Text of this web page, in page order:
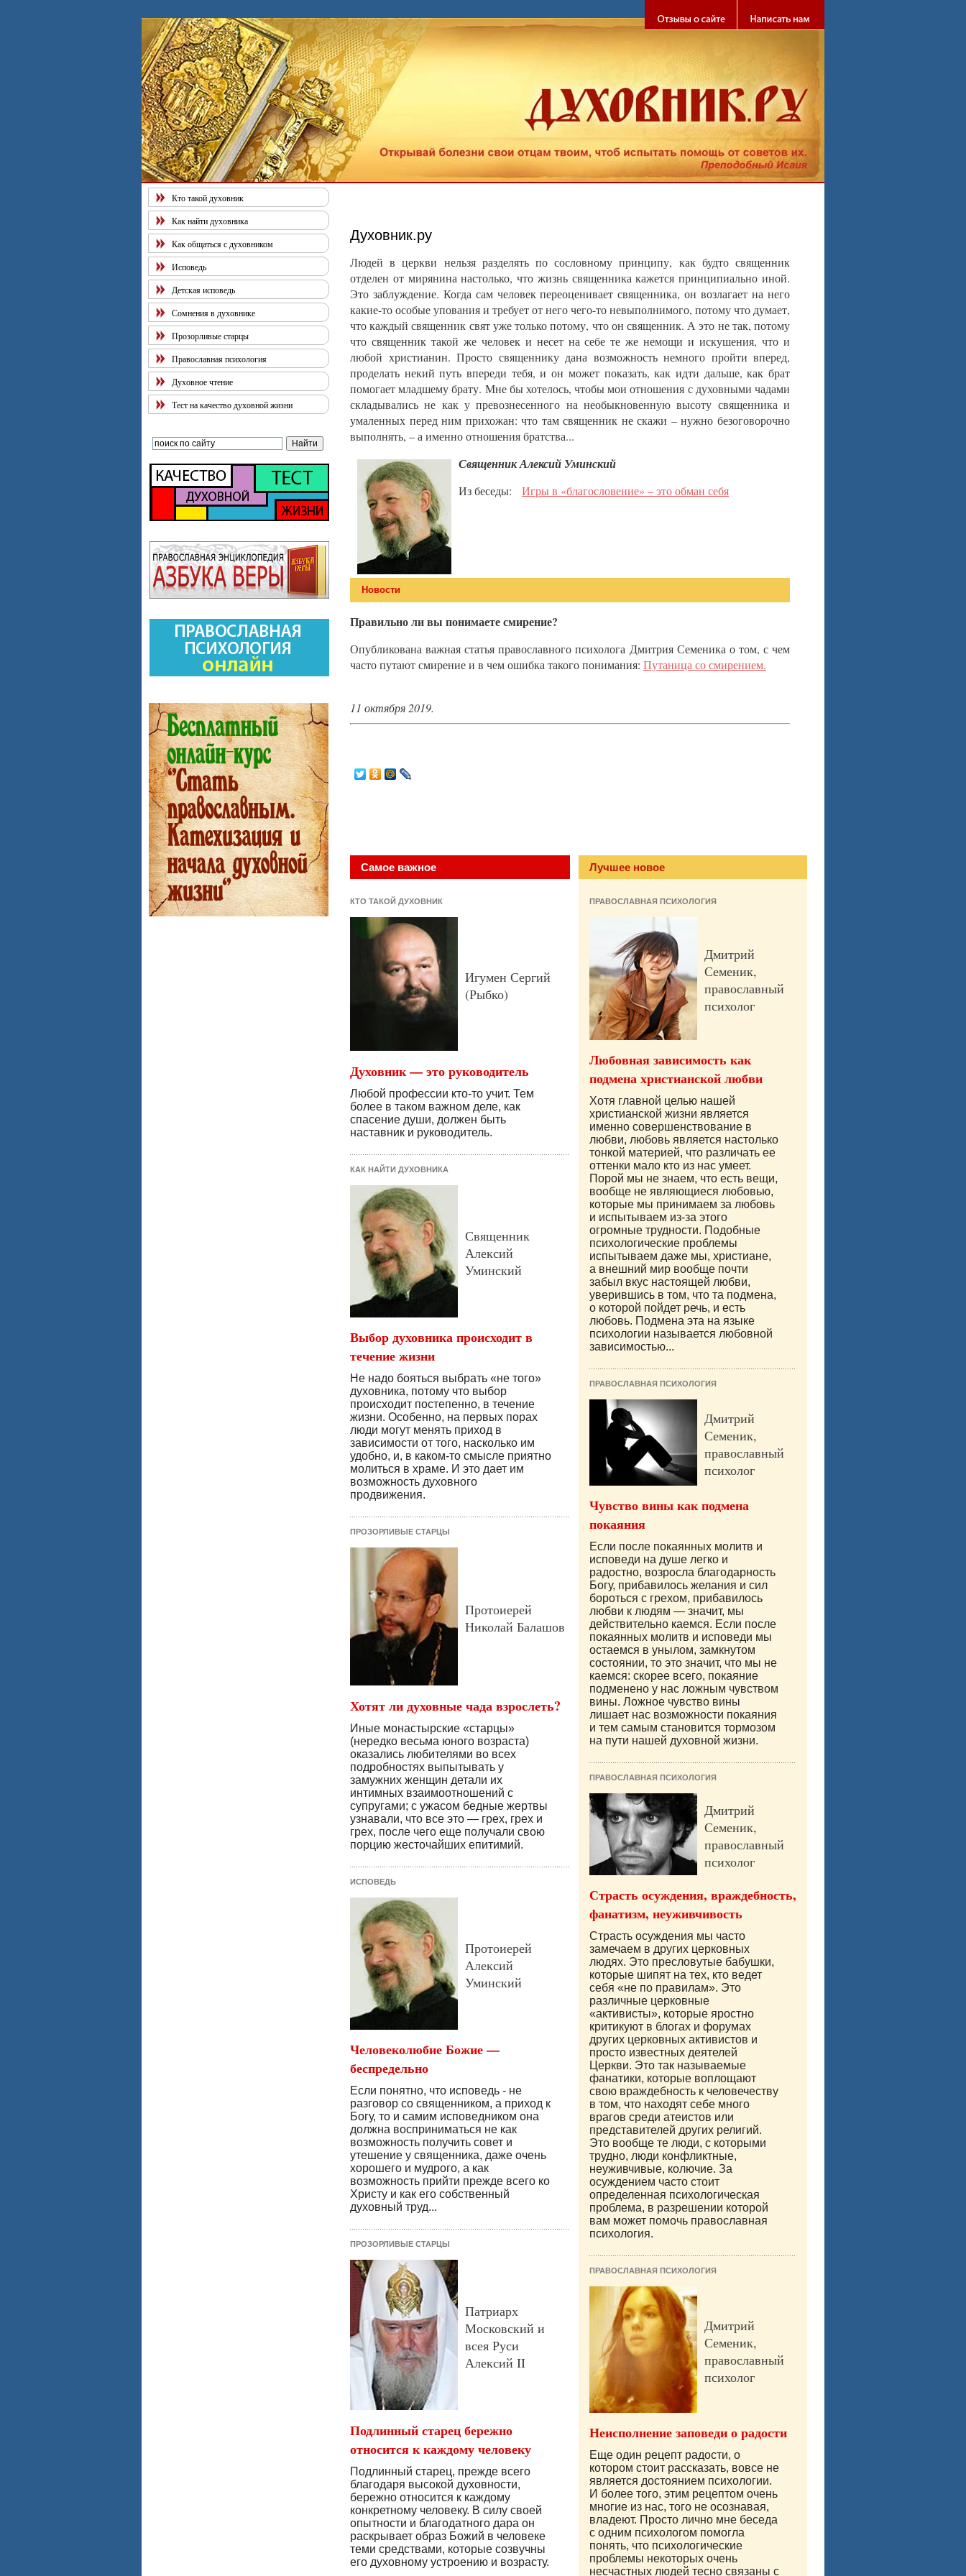
Рекомендуем наш "Тест на качество духовной жизни". Познай себя!
Духовник.ру
Людей в церкви нельзя разделять по сословному принципу, как будто священник
отделен от мирянина настолько, что жизнь священника кажется принципиально иной.
Это заблуждение. Когда сам человек переоценивает священника, он возлагает на него
какие-то особые упования и требует от него чего-то невыполнимого, потому что думает,
что каждый священник свят уже только потому, что он священник. А это не так, потому
что священник такой же человек и несет на себе те же немощи и искушения, что и
любой христианин. Просто священнику дана возможность немного пройти вперед,
проделать некий путь впереди тебя, и он может показать, как идти дальше, как брат
помогает младшему брату. Мне бы хотелось, чтобы мои отношения с духовными чадами
складывались не как у превознесенного на необыкновенную высоту священника и
умаленных перед ним прихожан: что там священник не скажи – нужно безоговорочно
выполнять, – а именно отношения братства...
Священник Алексий Уминский
Из беседы: Игры в «благословение» – это обман себя
Новости
Правильно ли вы понимаете смирение?
Опубликована важная статья православного психолога Дмитрия Семеника о том, с чем
часто путают смирение и в чем ошибка такого понимания: Путаница со смирением.
11 октября 2019.
Самое важное
КТО ТАКОЙ ДУХОВНИК
Игумен Сергий
(Рыбко)
Духовник — это руководитель
Любой профессии кто-то учит. Тем
более в таком важном деле, как
спасение души, должен быть
наставник и руководитель.
КАК НАЙТИ ДУХОВНИКА
Священник
Алексий
Уминский
Выбор духовника происходит в
течение жизни
Не надо бояться выбрать «не того»
духовника, потому что выбор
происходит постепенно, в течение
жизни. Особенно, на первых порах
люди могут менять приход в
зависимости от того, насколько им
удобно, и, в каком-то смысле приятно
молиться в храме. И это дает им
возможность духовного
продвижения.
ПРОЗОРЛИВЫЕ СТАРЦЫ
Протоиерей
Николай Балашов
Хотят ли духовные чада взрослеть?
Иные монастырские «старцы»
(нередко весьма юного возраста)
оказались любителями во всех
подробностях выпытывать у
замужних женщин детали их
интимных взаимоотношений с
супругами; с ужасом бедные жертвы
узнавали, что все это — грех, грех и
грех, после чего еще получали свою
порцию жесточайших епитимий.
ИСПОВЕДЬ
Протоиерей
Алексий
Уминский
Человеколюбие Божие —
беспредельно
Если понятно, что исповедь - не
разговор со священни­ком, а приход к
Богу, то и самим исповедником она
долж­на восприниматься не как
возможность получить совет и
утешение у священника, даже очень
хорошего и мудрого, а как
возможность прийти прежде всего ко
Христу и как его собственный
духовный труд...
ПРОЗОРЛИВЫЕ СТАРЦЫ
Патриарх
Московский и
всея Руси
Алексий II
Подлинный старец бережно
относится к каждому человеку
Подлинный старец, прежде всего
благодаря высокой духовности,
бережно относится к каждому
конкретному человеку. В силу своей
опытности и благодатного дара он
раскрывает образ Божий в человеке
теми средствами, которые созвучны
его духовному устроению и возрасту.
Лучшее новое
ПРАВОСЛАВНАЯ ПСИХОЛОГИЯ
Дмитрий
Семеник,
православный
психолог
Любовная зависимость как
подмена христианской любви
Хотя главной целью нашей
христианской жизни является
именно совершенствование в
любви, любовь является настолько
тонкой материей, что различать ее
оттенки мало кто из нас умеет.
Порой мы не знаем, что есть вещи,
вообще не являющиеся любовью,
которые мы принимаем за любовь
и испытываем из-за этого
огромные трудности. Подобные
психологические проблемы
испытываем даже мы, христиане,
а внешний мир вообще почти
забыл вкус настоящей любви,
уверившись в том, что та подмена,
о которой пойдет речь, и есть
любовь. Подмена эта на языке
психологии называется любовной
зависимостью...
ПРАВОСЛАВНАЯ ПСИХОЛОГИЯ
Дмитрий
Семеник,
православный
психолог
Чувство вины как подмена
покаяния
Если после покаянных молитв и
исповеди на душе легко и
радостно, возросла благодарность
Богу, прибавилось желания и сил
бороться с грехом, прибавилось
любви к людям — значит, мы
действительно каемся. Если после
покаянных молитв и исповеди мы
остаемся в унылом, замкнутом
состоянии, то это значит, что мы не
каемся: скорее всего, покаяние
подменено у нас ложным чувством
вины. Ложное чувство вины
лишает нас возможности покаяния
и тем самым становится тормозом
на пути нашей духовной жизни.
ПРАВОСЛАВНАЯ ПСИХОЛОГИЯ
Дмитрий
Семеник,
православный
психолог
Страсть осуждения, враждебность,
фанатизм, неуживчивость
Страсть осуждения мы часто
замечаем в других церковных
людях. Это пресловутые бабушки,
которые шипят на тех, кто ведет
себя «не по правилам». Это
различные церковные
«активисты», которые яростно
критикуют в блогах и форумах
других церковных активистов и
просто известных деятелей
Церкви. Это так называемые
фанатики, которые воплощают
свою враждебность к человечеству
в том, что находят себе много
врагов среди атеистов или
представителей других религий.
Это вообще те люди, с которыми
трудно, люди конфликтные,
неуживчивые, колючие. За
осуждением часто стоит
определенная психологическая
проблема, в разрешении которой
вам может помочь православная
психология.
ПРАВОСЛАВНАЯ ПСИХОЛОГИЯ
Дмитрий
Семеник,
православный
психолог
Неисполнение заповеди о радости
Еще один рецепт радости, о
котором стоит рассказать, вовсе не
является достоянием психологии.
И более того, этим рецептом очень
многие из нас, того не осознавая,
владеют. Просто лично мне беседа
с одним психологом помогла
понять, что психологические
проблемы некоторых очень
несчастных людей тесно связаны с
Кто такой духовник
Как найти духовника
Как общаться с духовником
Исповедь
Детская исповедь
Сомнения в духовнике
Прозорливые старцы
Православная психология
Духовное чтение
Тест на качество духовной жизни